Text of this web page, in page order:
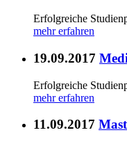
Erfolgreiche
mehr erfahren
19.09.2017
Erfolgreiche
mehr erfahren
11.09.2017